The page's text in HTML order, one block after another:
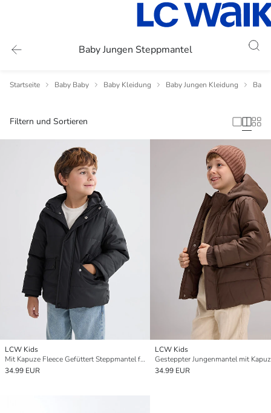
Baby Jungen Steppmantel
Startseite Baby Baby Baby Kleidung Baby Jungen Kleidung
Filtern und Sortieren
LCW Kids
Mit Kapuze Fleece Gefüttert Steppmantel für Jungen
34.99 EUR
LCW Kids
34.99 EUR